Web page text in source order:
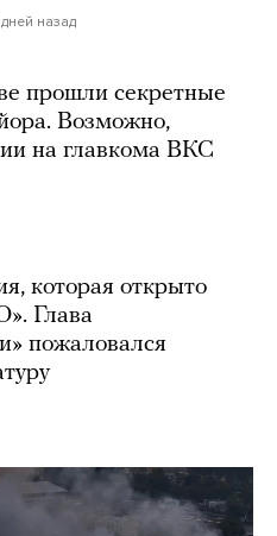
назад
прошли секретные
Возможно,
на главкома ВКС
которая открыто
Глава
пожаловался